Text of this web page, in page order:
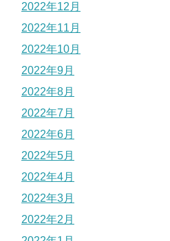
2022年12月
2022年11月
2022年10月
2022年9月
2022年8月
2022年7月
2022年6月
2022年5月
2022年4月
2022年3月
2022年2月